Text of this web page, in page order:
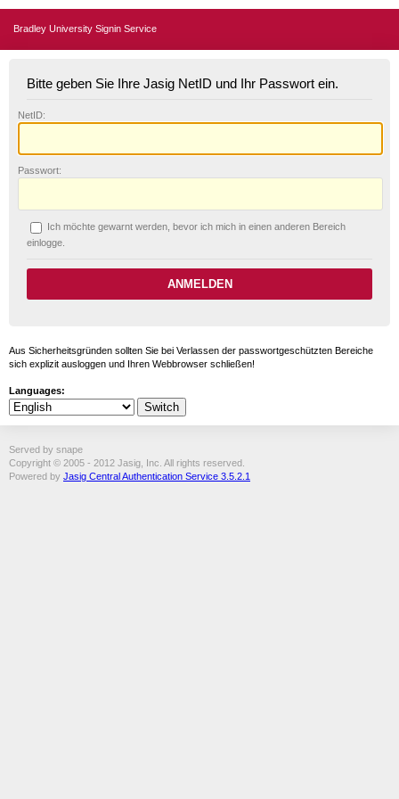
Bradley University Signin Service
Bitte geben Sie Ihre Jasig NetID und Ihr Passwort ein.
NetID:
Passwort:
Ich möchte gewarnt werden, bevor ich mich in einen anderen Bereich
einlogge.
Aus Sicherheitsgründen sollten Sie bei Verlassen der passwortgeschützten Bereiche
sich explizit ausloggen und Ihren Webbrowser schließen!
Languages:
Served by snape
Copyright © 2005 - 2012 Jasig, Inc. All rights reserved.
Powered by Jasig Central Authentication Service 3.5.2.1